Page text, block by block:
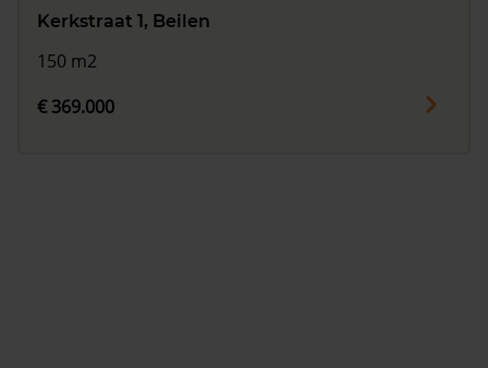
Kerkstraat 1, Beilen
150 m2
€ 369.000